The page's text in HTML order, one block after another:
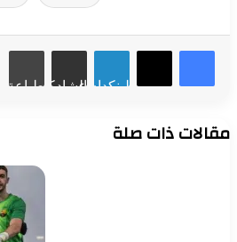
لينكدإن مشاركة عبر البريد طباعة
مقالات ذات صلة